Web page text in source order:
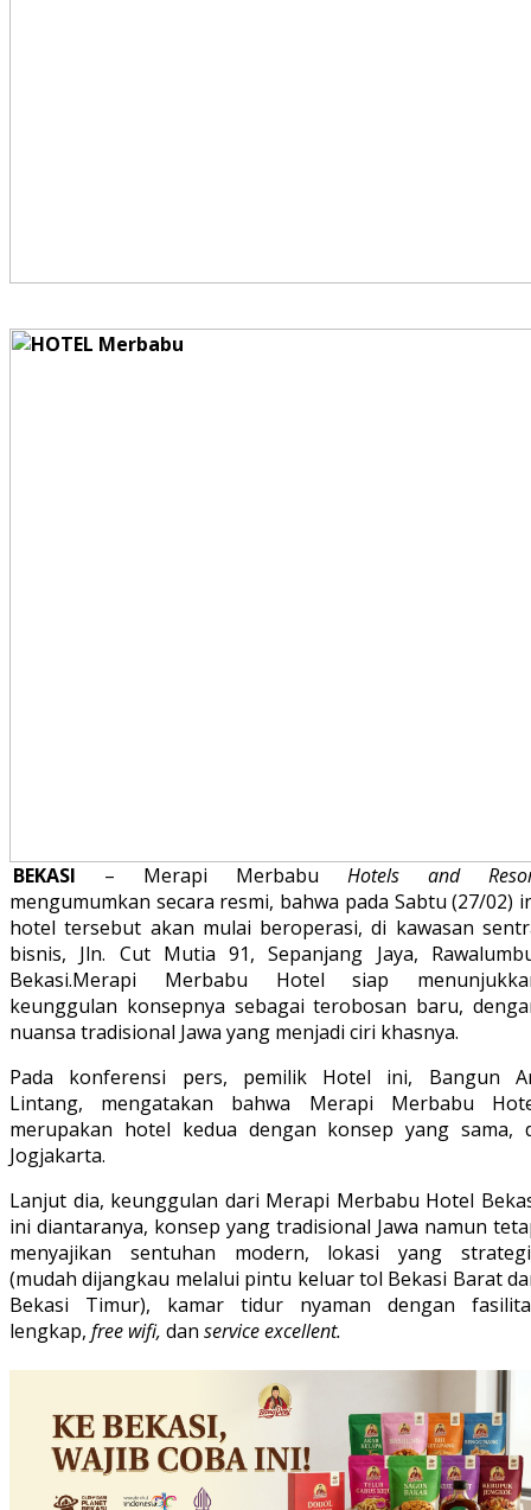
BEKASI – Merapi Merbabu Hotels and
mengumumkan secara resmi, bahwa pada Sabtu (27/02)
hotel tersebut akan mulai beroperasi, di kawasan
bisnis, Jln. Cut Mutia 91, Sepanjang Jaya,
Bekasi.Merapi Merbabu Hotel siap
keunggulan konsepnya sebagai terobosan baru,
nuansa tradisional Jawa yang menjadi ciri khasnya.
Pada konferensi pers, pemilik Hotel ini, Bangun
Lintang, mengatakan bahwa Merapi Merbabu
merupakan hotel kedua dengan konsep yang sama,
Jogjakarta.
Lanjut dia, keunggulan dari Merapi Merbabu Hotel
ini diantaranya, konsep yang tradisional Jawa namun
menyajikan sentuhan modern, lokasi yang
(mudah dijangkau melalui pintu keluar tol Bekasi Barat
Bekasi Timur), kamar tidur nyaman dengan
lengkap, free wifi, dan service excellent.